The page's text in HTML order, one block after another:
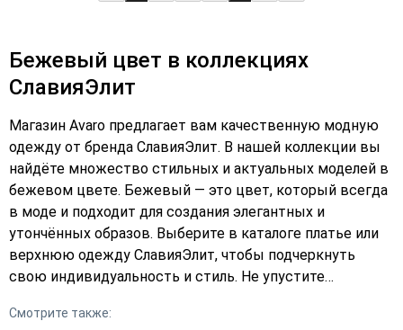
Бежевый цвет в коллекциях
СлавияЭлит
Магазин Avaro предлагает вам качественную модную
одежду от бренда СлавияЭлит. В нашей коллекции вы
найдёте множество стильных и актуальных моделей в
бежевом цвете. Бежевый — это цвет, который всегда
в моде и подходит для создания элегантных и
утончённых образов. Выберите в каталоге платье или
верхнюю одежду СлавияЭлит, чтобы подчеркнуть
свою индивидуальность и стиль. Не упустите
качественной одежды от СлавияЭлит. Закажите сейчас
Смотрите также: